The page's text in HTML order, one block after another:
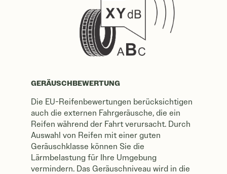
GERÄUSCHBEWERTUNG
Die EU-Reifenbewertungen berücksichtigen
auch die externen Fahrgeräusche, die ein
Reifen während der Fahrt verursacht. Durch
Auswahl von Reifen mit einer guten
Geräuschklasse können Sie die
Lärmbelastung für Ihre Umgebung
vermindern. Das Geräuschniveau wird in die